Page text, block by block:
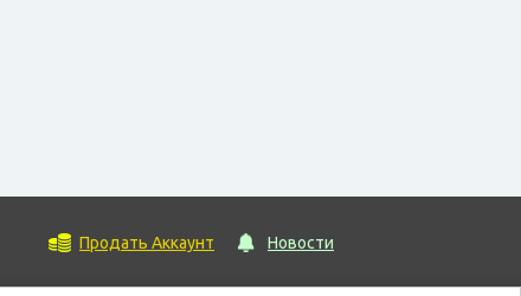
Продать Аккаунт Новости